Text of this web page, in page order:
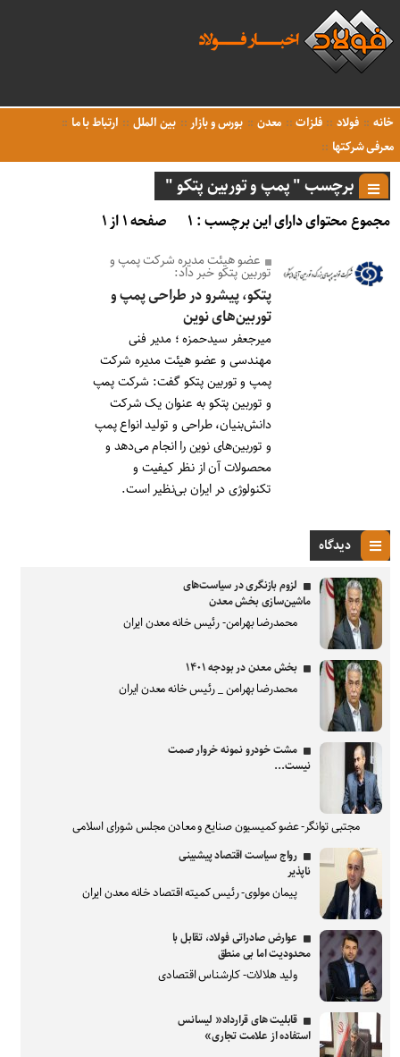
خانه فولاد فلزات معدن بورس و بازار بین الملل
ارتباط با ما
معرفی شرکتها
برچسب " پمپ و توربین پتکو "
مجموع محتوای دارای این برچسب : ۱ صفحه ۱ از ۱
عضو هیئت مدیره شرکت پمپ و
توربین پتکو خبر داد:
پتکو، پیشرو در طراحی پمپ و
توربین‌های نوین
میرجعفر سیدحمزه ؛ مدیر فنی
مهندسی و عضو هیئت مدیره شرکت
پمپ و توربین پتکو گفت: شرکت پمپ
و توربین پتکو به عنوان یک شرکت
دانش‌بنیان، طراحی و تولید انواع پمپ
و توربین‌های نوین را انجام می‌دهد و
محصولات آن از نظر کیفیت و
تکنولوژی در ایران بی‌نظیر است.
دیدگاه
لزوم بازنگری در سیاست‌های
ماشین‌سازی بخش معدن
محمدرضا بهرامن- رئیس خانه معدن ایران
بخش معدن در بودجه ۱۴۰۱
محمدرضا بهرامن _ رئیس خانه معدن ایران
مشت خودرو نمونه خروار صمت
نیست...
مجتبی توانگر- عضو کمیسیون صنایع و معادن مجلس شورای اسلامی
رواج سیاست اقتصاد پیشبینی
ناپذیر
پیمان مولوی- رئیس کمیته اقتصاد خانه معدن ایران
عوارض صادراتی فولاد، تقابل با
محدودیت اما بی منطق
ولید هلالات- کارشناس اقتصادی
قابلیت های قرارداد« لیسانس
استفاده از علامت تجاری»